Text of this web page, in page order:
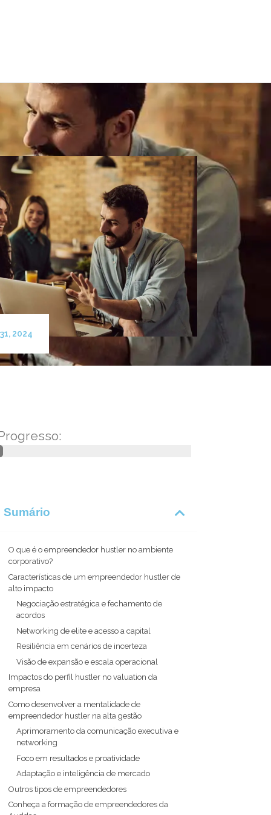
2024
Sumário
O que é o empreendedor hustler no ambiente
corporativo?
Características de um empreendedor hustler de
alto impacto
Negociação estratégica e fechamento de
acordos
Networking de elite e acesso a capital
Resiliência em cenários de incerteza
Visão de expansão e escala operacional
Impactos do perfil hustler no valuation da
empresa
Como desenvolver a mentalidade de
empreendedor hustler na alta gestão
Aprimoramento da comunicação executiva e
networking
Foco em resultados e proatividade
Adaptação e inteligência de mercado
Outros tipos de empreendedores
Conheça a formação de empreendedores da